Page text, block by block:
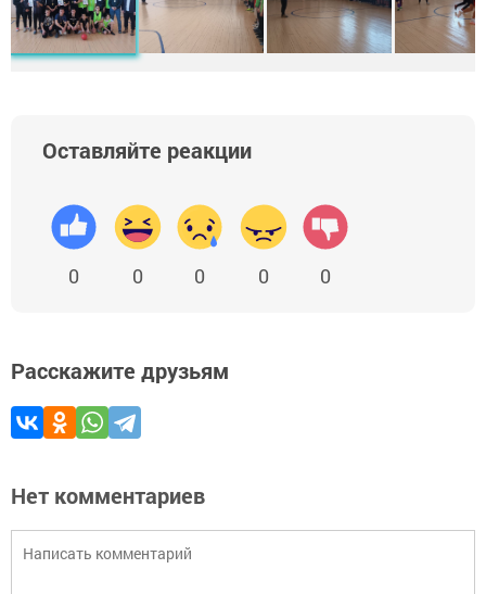
Оставляйте реакции
0 0 0 0 0
Расскажите друзьям
Нет комментариев